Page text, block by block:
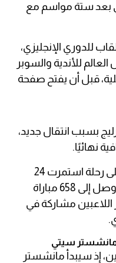
بعد ستة مواسم مع
للدوري الإنجليزي،
للأندية والسوبر
قبل أن يفتح صفحة
بسبب انتقال جديد،
نهائيًا.
وأسدل اللاعب الإنجليزي الستار على رحلة استمرت 24
موسمًا في الدوري الممتاز، بعدما وصل إلى 658 مباراة
مشاركة في
مانشستر سيتي
إذ سيبدأ مانشستر